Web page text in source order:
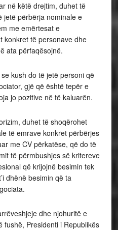
në këtë drejtim, duhet të
jetë përbërja nominale e
me emërtesat e
konkret të personave dhe
ata përfaqësojnë.
kush do të jetë personi që
gjë që është tepër e
jo pozitive në të kaluarën.
duhet të shoqërohet
të emrave konkret përbërjes
me CV përkatëse, që do të
të përmbushjes së kritereve
që krijojnë besimin tek
dhënë besimin që ta
dhe njohuritë e
fushë, Presidenti i Republikës